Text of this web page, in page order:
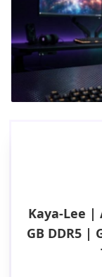
Kaya-Lee |
GB DDR5 |